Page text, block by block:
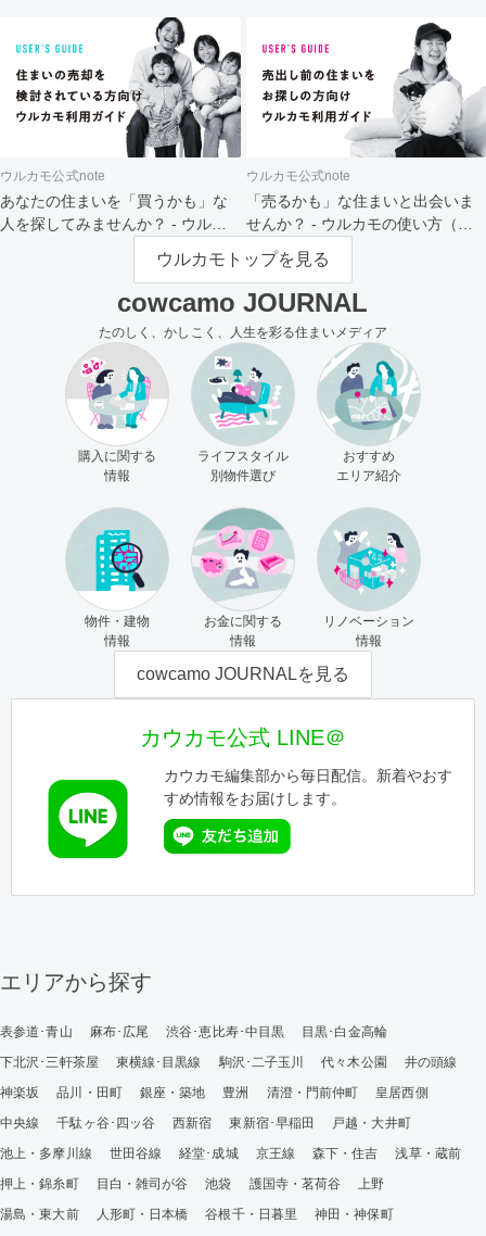
ウルカモ公式note
あなたの住まいを「買うかも」な
人を探してみませんか？ - ウルカ
ウルカモ公式note
「売るかも」な住まいと出会いま
せんか？ - ウルカモの使い方（買
主さま向け）
ウルカモトップを見る
cowcamo JOURNAL
たのしく、かしこく、人生を彩る住まいメディア
購入に関する
情報
ライフスタイル
別物件選び
おすすめ
エリア紹介
物件・建物
情報
お金に関する
情報
リノベーション
情報
cowcamo JOURNALを見る
カウカモ公式 LINE＠
カウカモ編集部から毎日配信。新着やおす
すめ情報をお届けします。
エリアから探す
表参道･青山 麻布･広尾 渋谷･恵比寿･中目黒
目黒･白金高輪
下北沢･三軒茶屋
東横線･目黒線 駒沢･二子玉川 代々木公園
井の頭線
神楽坂
品川・田町 銀座・築地 豊洲 清澄・門前仲町
皇居西側
中央線
千駄ヶ谷･四ッ谷 西新宿 東新宿･早稲田
戸越・大井町
池上・多摩川線
世田谷線 経堂･成城 京王線 森下・住吉
浅草・蔵前
押上・錦糸町
目白・雑司が谷 池袋 護国寺・茗荷谷
上野
湯島・東大前
人形町・日本橋 谷根千・日暮里
神田・神保町